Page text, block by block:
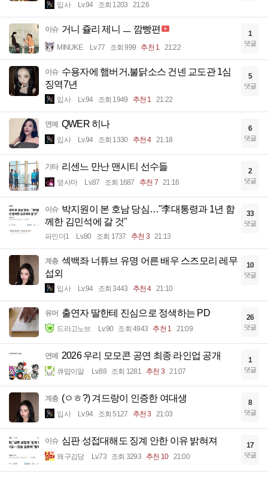
입사 Lv.94 조회 1203 21:26
이슈 거니 쥴리 제니 ㅡ 깜빵편
MINUKE Lv.77 조회 999 추천 1 21:22
1
댓글
이슈 수용자에 햄버거,불닭소스 건넨 교도관 1심
징역7년
입사 Lv.94 조회 1949 추천 1 21:22
5
댓글
연예 QWER 히나
입사 Lv.94 조회 1330 추천 4 21:18
6
댓글
기타 리센느 만난 맨시티 선수들
옆사마 Lv.87 조회 1687 추천 7 21:16
2
댓글
이슈 박지원이 본 호남 당심…"李대통령과 1년 함
께한 김민석에 갈 것"
파인더1 Lv.80 조회 1737 추천 3 21:13
33
댓글
계층 섹백좌 너튜브 유명 어른 배우 스즈모리 레무
섭외
입사 Lv.94 조회 3443 추천 4 21:10
10
댓글
유머 출연자 딸한테 진심으로 정색하는 PD
드라고노브 Lv.90 조회 4943 추천 1 21:09
26
댓글
연예 2026 우리 모모콘 공연 최종 라인업 공개
큐땁이알 Lv.88 조회 1281 추천 3 21:07
1
댓글
계층 (ㅇㅎ?) 겨드랑이 인증한 여대생
입사 Lv.94 조회 5127 추천 3 21:03
8
댓글
이슈 심판 성접대해도 징계 안한 이유 밝혀져
왜구김당 Lv.73 조회 3293 추천 10 21:00
17
댓글